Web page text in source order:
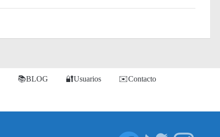
📚BLOG 🔐Usuarios ✉️Contacto